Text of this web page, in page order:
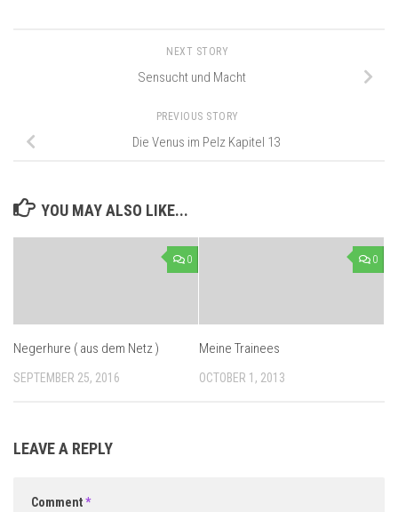
NEXT STORY
Sensucht und Macht
PREVIOUS STORY
Die Venus im Pelz Kapitel 13
YOU MAY ALSO LIKE...
0
Negerhure ( aus dem Netz )
SEPTEMBER 25, 2016
0
Meine Trainees
OCTOBER 1, 2013
LEAVE A REPLY
Comment*